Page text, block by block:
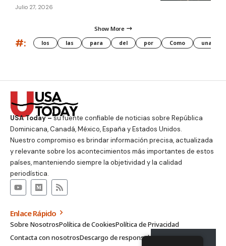
Julio 27, 2026
Show More
#: los las para del por Como una
USA Today –su fuente confiable de noticias sobre República
Dominicana, Canadá, México, España y Estados Unidos.
Nuestro compromiso es brindar información precisa, actualizada
y relevante sobre los acontecimientos más importantes de estos
países, manteniendo siempre la objetividad y la calidad
periodística.
Enlace Rápido
Sobre NosotrosPolítica de CookiesPolítica de Privacidad
Contacta con nosotrosDescargo de responsabilidad